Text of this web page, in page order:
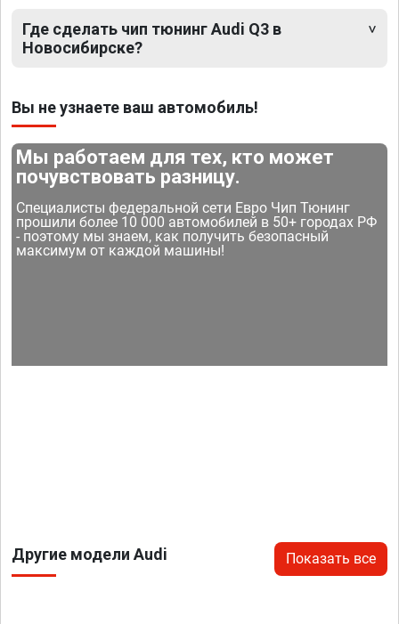
Где сделать чип тюнинг Audi Q3 в
Новосибирске?
Вы не узнаете ваш автомобиль!
Мы работаем для тех, кто может
почувствовать разницу.
Специалисты федеральной сети Евро Чип Тюнинг
прошили более 10 000 автомобилей в 50+ городах РФ
- поэтому мы знаем, как получить безопасный
максимум от каждой машины!
Другие модели Audi Показать все